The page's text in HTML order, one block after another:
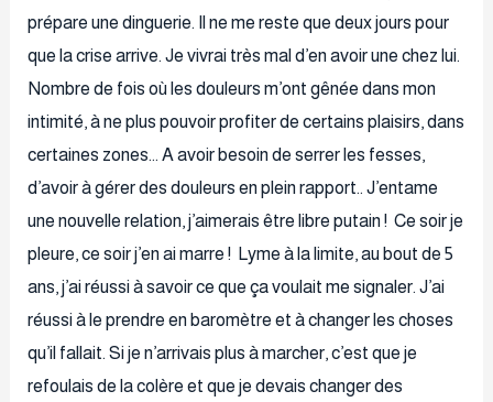
prépare une dinguerie. Il ne me reste que deux jours pour
que la crise arrive. Je vivrai très mal d’en avoir une chez lui.
Nombre de fois où les douleurs m’ont gênée dans mon
intimité, à ne plus pouvoir profiter de certains plaisirs, dans
certaines zones… A avoir besoin de serrer les fesses,
d’avoir à gérer des douleurs en plein rapport.. J’entame
une nouvelle relation, j’aimerais être libre putain ! Ce soir je
pleure, ce soir j’en ai marre ! Lyme à la limite, au bout de 5
ans, j’ai réussi à savoir ce que ça voulait me signaler. J’ai
réussi à le prendre en baromètre et à changer les choses
qu’il fallait. Si je n’arrivais plus à marcher, c’est que je
refoulais de la colère et que je devais changer des